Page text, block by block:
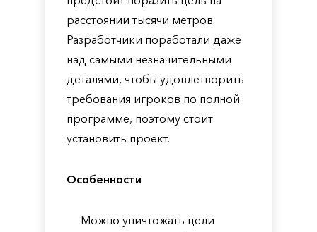
расстоянии тысячи метров.
Разработчики поработали даже
над самыми незначительными
деталями, чтобы удовлетворить
требования игроков по полной
программе, поэтому стоит
установить проект.
Особенности
Можно уничтожать цели